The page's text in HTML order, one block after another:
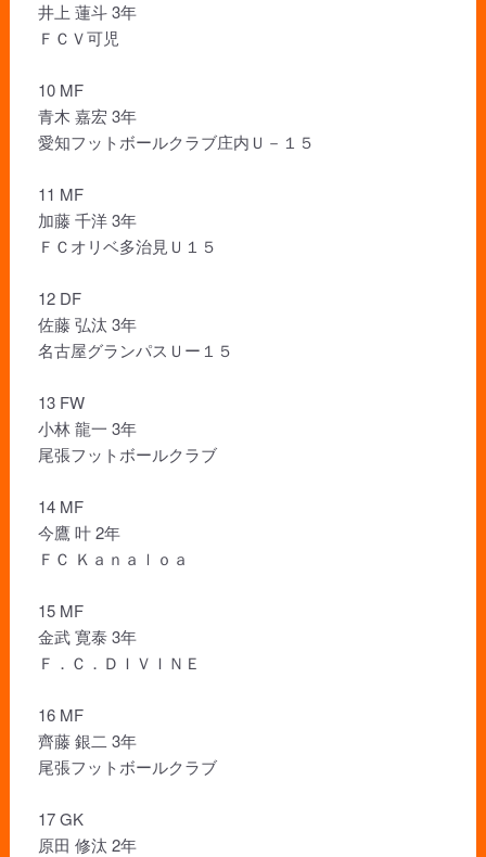
井上 蓮斗 3年
ＦＣＶ可児
10 MF
青木 嘉宏 3年
愛知フットボールクラブ庄内Ｕ－１５
11 MF
加藤 千洋 3年
ＦＣオリベ多治見Ｕ１５
12 DF
佐藤 弘汰 3年
名古屋グランパスＵー１５
13 FW
小林 龍一 3年
尾張フットボールクラブ
14 MF
今鷹 叶 2年
ＦＣ Ｋａｎａｌｏａ
15 MF
金武 寛泰 3年
Ｆ．Ｃ．ＤＩＶＩＮＥ
16 MF
齊藤 銀二 3年
尾張フットボールクラブ
17 GK
原田 修汰 2年